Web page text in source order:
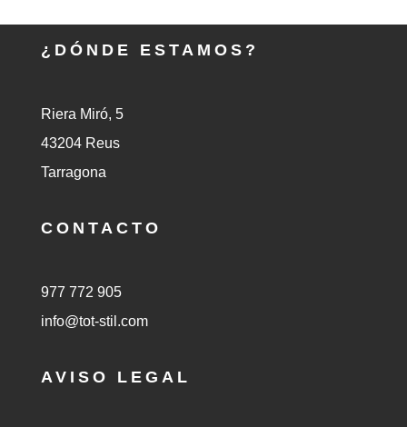
¿DÓNDE ESTAMOS?
Riera Miró, 5
43204 Reus
Tarragona
CONTACTO
977 772 905
info@tot-stil.com
AVISO LEGAL